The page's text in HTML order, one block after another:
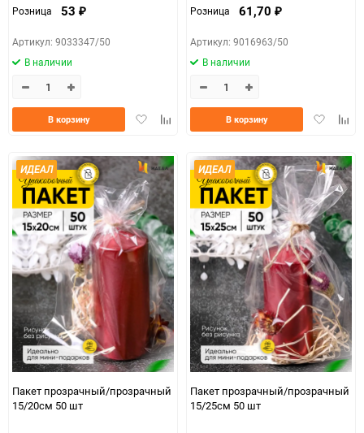
Розница 53 ₽
Артикул: 9033347/50
В наличии
ДобавитьДобавить
В корзину
Розница 61,70 ₽
Артикул: 9016963/50
В наличии
Добавить
В корзину
ИДЕАЛ
Пакет прозрачный/прозрачный
15/20см 50 шт
ИДЕАЛ
Пакет прозрачный/прозрачный
15/25см 50 шт